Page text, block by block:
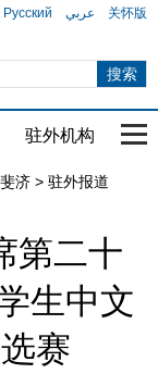
Русский عربي 关怀版
驻外机构 国
斐济 > 驻外报道
第二十
生中文
赛